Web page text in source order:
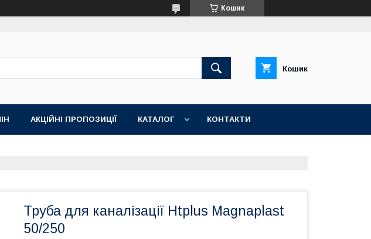
Кошик
Кошик
АКЦІЙНІ ПРОПОЗИЦІЇ КАТАЛОГ КОНТАКТИ
Труба для каналізації Htplus Magnaplast
50/250